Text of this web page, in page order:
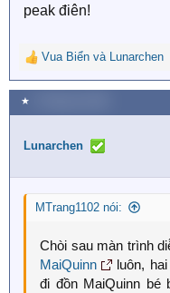
peak điên!
R
e
a
c
i
n
s
Vua Biển và Lunarchen
★
Lunarchen
MTrang1102 nói:
Chòi sau màn trình
MaiQuinn
luôn,
đi đồn MaiQuinn bé